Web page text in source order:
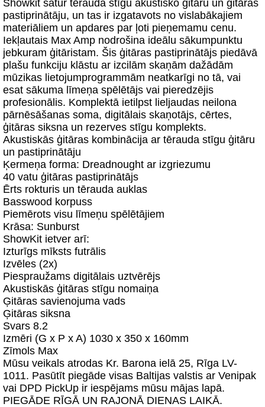
Showkit satur tērauda stīgu akustisko ģitāru un ģitāras
pastiprinātāju, un tas ir izgatavots no vislabākajiem
materiāliem un apdares par ļoti pieņemamu cenu.
Iekļautais Max Amp nodrošina ideālu sākumpunktu
jebkuram ģitāristam. Šis ģitāras pastiprinātājs piedāvā
plašu funkciju klāstu ar izcilām skaņām dažādām
mūzikas lietojumprogrammām neatkarīgi no tā, vai
esat sākuma līmeņa spēlētājs vai pieredzējis
profesionālis. Komplektā ietilpst lieljaudas neilona
pārnēsāšanas soma, digitālais skaņotājs, cērtes,
ģitāras siksna un rezerves stīgu komplekts.
Akustiskās ģitāras kombinācija ar tērauda stīgu ģitāru
un pastiprinātāju
Ķermeņa forma: Dreadnought ar izgriezumu
40 vatu ģitāras pastiprinātājs
Ērts rokturis un tērauda auklas
Basswood korpuss
Piemērots visu līmeņu spēlētājiem
Krāsa: Sunburst
ShowKit ietver arī:
Izturīgs mīksts futrālis
Izvēles (2x)
Piespraužams digitālais uztvērējs
Akustiskās ģitāras stīgu nomaiņa
Ģitāras savienojuma vads
Ģitāras siksna
Svars 8.2
Izmēri (G x P x A) 1030 x 350 x 160mm
Zīmols Max
Mūsu veikals atrodas Kr. Barona ielā 25, Rīga LV-
1011. Pasūtīt piegāde visas Baltijas valstis ar Venipak
vai DPD PickUp ir iespējams mūsu mājas lapā.
PIEGĀDE RĪGĀ UN RAJONĀ DIENAS LAIKĀ.